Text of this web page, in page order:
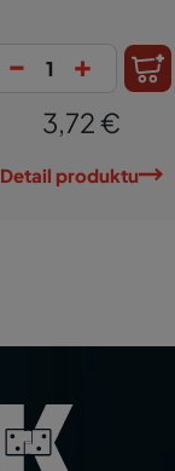
- +
3,72 €
Detail produktu